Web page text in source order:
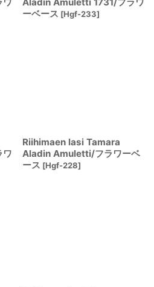
ーベース [Hgf-233]
Riihimaen lasi Tamara
Aladin Amuletti/フラワーベ
ース [Hgf-228]